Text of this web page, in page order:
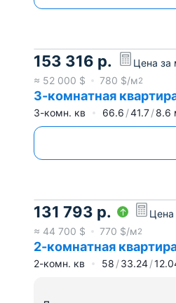
153 316 р. Цена за
≈ 52 000 $ 780 $/м2
3-комнатная
3-комн. кв 66.6 41.7 8.6
131 793 р. Цена
≈ 44 700 $ 770 $/м2
2-комнатная
2-комн. кв 58 33.24